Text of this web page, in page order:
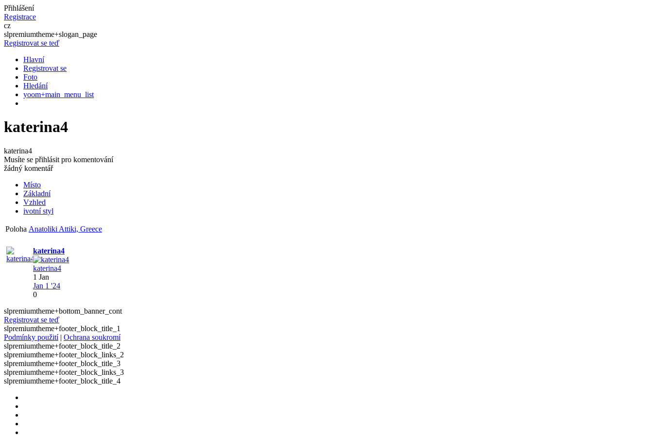
Přihlášení
Registrace
cz
slpremiumtheme+slogan_page
Registrovat se teď
Hlavní
Registrovat se
Foto
Hledání
yoom+main_menu_list
katerina4
katerina4
Musíte se přihlásit pro komentování
žádný komentář
Místo
Základní
Vzhled
ivotní styl
Poloha Anatoliki Attiki, Greece
katerina4
katerina4
1 Jan
Jan 1 '24
0
slpremiumtheme+bottom_banner_cont
Registrovat se teď
slpremiumtheme+footer_block_title_1
Podmínky použití| Ochrana soukromí
slpremiumtheme+footer_block_title_2
slpremiumtheme+footer_block_links_2
slpremiumtheme+footer_block_title_3
slpremiumtheme+footer_block_links_3
slpremiumtheme+footer_block_title_4